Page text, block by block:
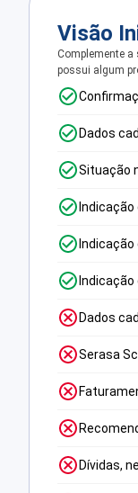
Visão
Complemente a
possui algum
Dados
Situação
Dados
Serasa
Dívidas,